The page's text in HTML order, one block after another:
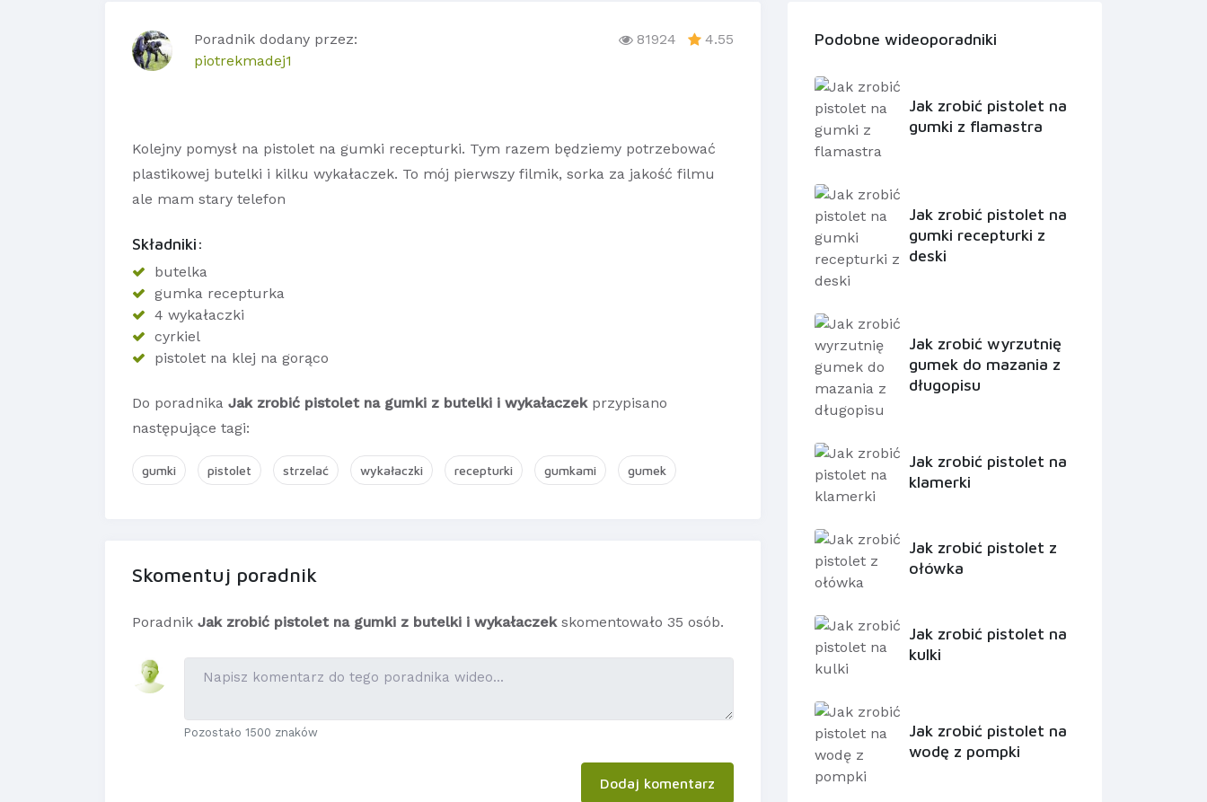
Poradnik dodany przez:
piotrekmadej1
81924 4.55
Kolejny pomysł na pistolet na gumki recepturki. Tym razem będziemy potrzebować
plastikowej butelki i kilku wykałaczek. To mój pierwszy filmik, sorka za jakość filmu
ale mam stary telefon
Składniki:
butelka
gumka recepturka
4 wykałaczki
cyrkiel
pistolet na klej na gorąco
Do poradnika Jak zrobić pistolet na gumki z butelki i wykałaczekprzypisano
następujące tagi:
gumki pistolet strzelać wykałaczki recepturki gumkami gumek
Skomentuj poradnik
Poradnik Jak zrobić pistolet na gumki z butelki i wykałaczekskomentowało 35 osób.
Pozostało 1500 znaków
Dodaj komentarz
Podobne wideoporadniki
Jak zrobić pistolet na
gumki z flamastra
Jak zrobić pistolet na
gumki recepturki z
deski
Jak zrobić wyrzutnię
gumek do mazania z
długopisu
Jak zrobić pistolet na
klamerki
Jak zrobić pistolet z
ołówka
Jak zrobić pistolet na
kulki
Jak zrobić pistolet na
wodę z pompki